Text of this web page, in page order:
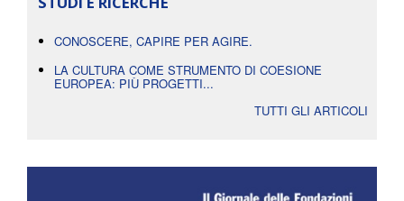
CONOSCERE, CAPIRE PER AGIRE.
LA CULTURA COME STRUMENTO DI COESIONE
EUROPEA: PIÙ PROGETTI...
TUTTI GLI ARTICOLI